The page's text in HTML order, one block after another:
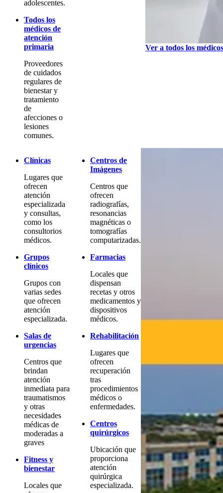
adolescentes.
Todos los
médicos de
atención
primaria
Proveedores
de cuidados
regulares de
bienestar y
tratamiento
de
afecciones o
lesiones
comunes.
Ver a todos los médicos
Clínicas
Lugares que
ofrecen
atención
especializada
y consultas,
como los
consultorios
médicos.
Grupos
clínicos
Grupos con
varias sedes
que ofrecen
atención
especializada.
Salas de
urgencias
Centros que
brindan
atención
inmediata para
traumatismos
y otras
necesidades
médicas de
moderadas a
graves
Fitness y
bienestar
Locales que
Centros de
Imágenes
Centros que
ofrecen
radiografías,
resonancias
magnéticas o
tomografías
computarizadas.
Farmacias
Locales que
dispensan
recetas y otros
medicamentos y
dispositivos
médicos.
Rehabilitación
Lugares que
ofrecen
recuperación
tras
procedimientos
médicos o
enfermedades.
Centros
quirúrgicos
Ubicación que
proporciona
atención
quirúrgica
especializada.